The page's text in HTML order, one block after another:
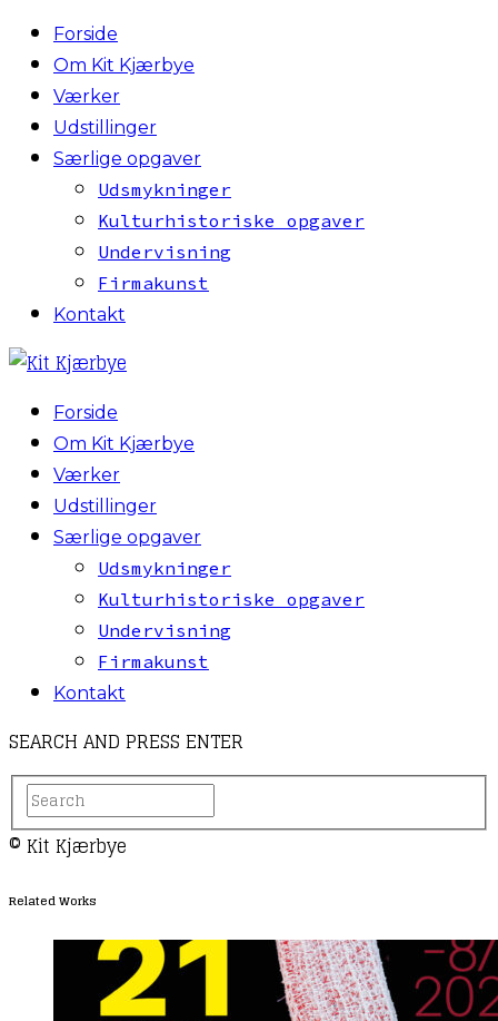
Forside
Om Kit Kjærbye
Værker
Udstillinger
Særlige opgaver
Udsmykninger
Kulturhistoriske opgaver
Undervisning
Firmakunst
Kontakt
Forside
Om Kit Kjærbye
Værker
Udstillinger
Særlige opgaver
Udsmykninger
Kulturhistoriske opgaver
Undervisning
Firmakunst
Kontakt
SEARCH AND PRESS ENTER
© Kit Kjærbye
Related Works